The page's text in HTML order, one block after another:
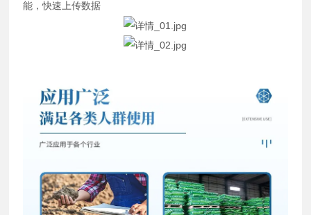
能，快速上传数据